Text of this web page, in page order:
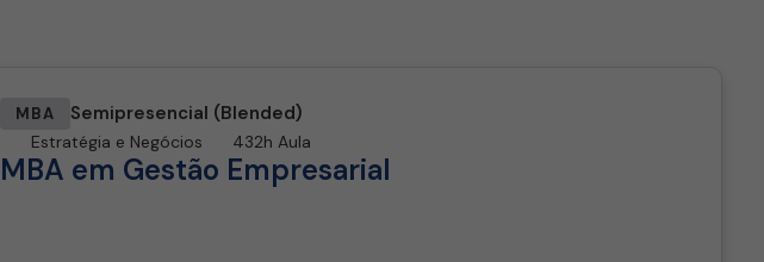
MBA Semipresencial (Blended)
Estratégia e Negócios 432h Aula
MBA em Gestão Empresarial